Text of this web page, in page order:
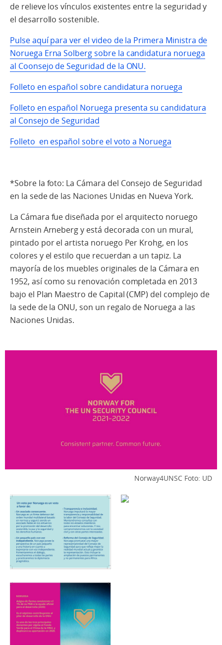
de relieve los vínculos existentes entre la seguridad y
el desarrollo sostenible.
Pulse aquí para ver el video de la Primera Ministra de
Noruega Erna Solberg sobre la candidatura noruega
al Coonsejo de Seguridad de la ONU.
Folleto en español sobre candidatura noruega
Folleto en español Noruega presenta su candidatura
al Consejo de Seguridad
Folleto en español sobre el voto a Noruega
*Sobre la foto: La Cámara del Consejo de Seguridad
en la sede de las Naciones Unidas en Nueva York.
La Cámara fue diseñada por el arquitecto noruego
Arnstein Arneberg y está decorada con un mural,
pintado por el artista noruego Per Krohg, en los
colores y el estilo que recuerdan a un tapiz. La
mayoría de los muebles originales de la Cámara en
1952, así como su renovación completada en 2013
bajo el Plan Maestro de Capital (CMP) del complejo de
la sede de la ONU, son un regalo de Noruega a las
Naciones Unidas.
Norway4UNSC Foto: UD